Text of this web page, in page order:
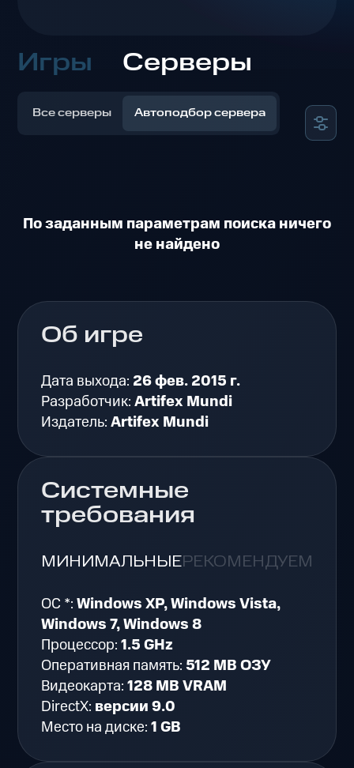
Игры Серверы
Все серверы Автоподбор сервера
По заданным параметрам поиска ничего
не найдено
Об игре
Дата выхода: 26 фев. 2015 г.
Разработчик:Artifex Mundi
Издатель:Artifex Mundi
Системные
требования
МИНИМАЛЬНЫЕРЕКОМЕНДУЕМЫЕ
ОС *:Windows XP, Windows Vista,
Windows 7, Windows 8
Процессор:1.5 GHz
Оперативная память:512 MB ОЗУ
Видеокарта:128 MB VRAM
DirectX: версии 9.0
Место на диске:1 GB